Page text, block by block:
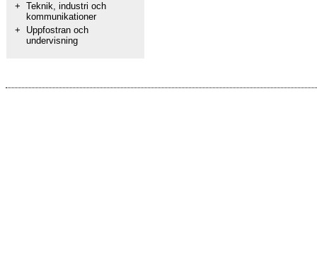
+ Teknik, industri och
kommunikationer
+
Uppfostran och
undervisning